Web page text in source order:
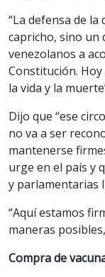
“La defensa de
capricho, sino un
venezolanos a
Constitución.
la vida y la
Dijo que “ese
no va a ser
mantenerse
urge en el país y
y parlamentarias
“Aquí estamos
maneras
Compra de